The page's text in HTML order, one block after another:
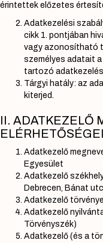
érintettek előzetes
Adatkezelési
cikk 1. pontjában
vagy azonosítható
személyes adatait
tartozó
Tárgyi hatály: az
kiterjed.
II. ADATKEZELŐ
ELÉRHETŐSÉGEI
Adatkezelő
Egyesület
Adatkezelő
Debrecen, Bánat
Adatkezelő
Adatkezelő
Törvényszék)
Adatkezelő (és a